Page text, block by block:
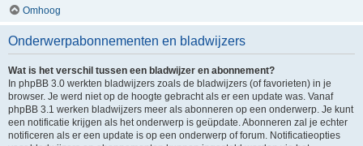
Omhoog
Onderwerpabonnementen en bladwijzers
Wat is het verschil tussen een bladwijzer en abonnement?
In phpBB 3.0 werkten bladwijzers zoals de bladwijzers (of favorieten) in je
browser. Je werd niet op de hoogte gebracht als er een update was. Vanaf
phpBB 3.1 werken bladwijzers meer als abonneren op een onderwerp. Je kunt
een notificatie krijgen als het onderwerp is geüpdate. Abonneren zal je echter
notificeren als er een update is op een onderwerp of forum. Notificatieopties